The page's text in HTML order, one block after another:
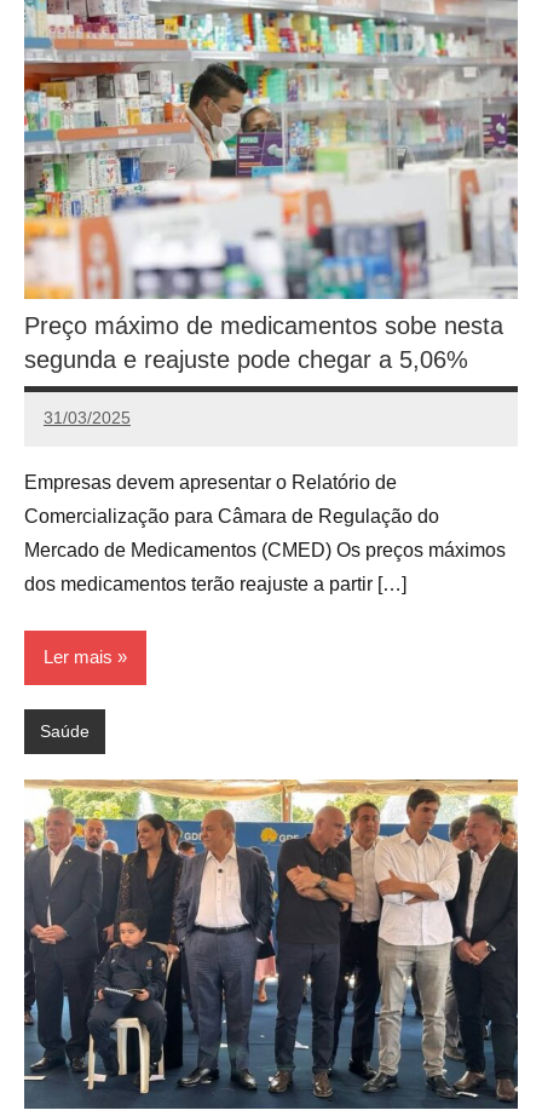
Preço máximo de medicamentos sobe nesta
segunda e reajuste pode chegar a 5,06%
31/03/2025
Calango
Empresas devem apresentar o Relatório de
Comercialização para Câmara de Regulação do
Mercado de Medicamentos (CMED) Os preços máximos
dos medicamentos terão reajuste a partir […]
Ler mais
Saúde